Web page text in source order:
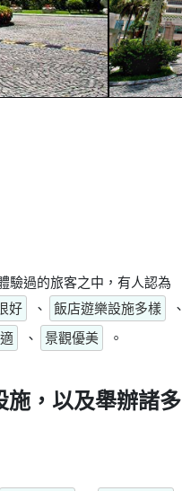
驗過的旅客之中，有人認為
好 、 飯店遊樂設施多樣
、
、 景觀優美 。
施，以及舉辦諸多